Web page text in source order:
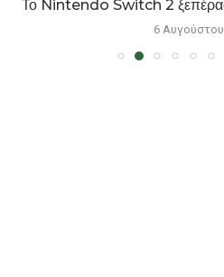
Το Nintendo Switch 2
6